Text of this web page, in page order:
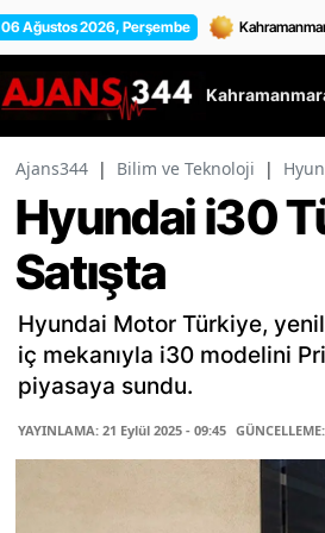
06 Ağustos 2026, Perşembe
Ajans344 | Bilim ve Teknoloji |
Hyundai i30
Satışta
Hyundai Motor Türkiye,
iç mekanıyla i30 modelini
piyasaya sundu.
YAYINLAMA: 21 Eylül 2025 - 09:45